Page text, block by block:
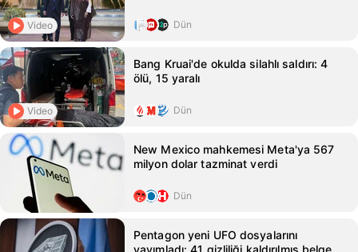
Video Dün
Video
Bang Kruai'de okulda silahlı saldırı: 4
ölü, 15 yaralı
Dün
New Mexico mahkemesi Meta'ya 567
milyon dolar tazminat verdi
Dün
Pentagon yeni UFO dosyalarını
yayımladı: 41 gizliliği kaldırılmış belge